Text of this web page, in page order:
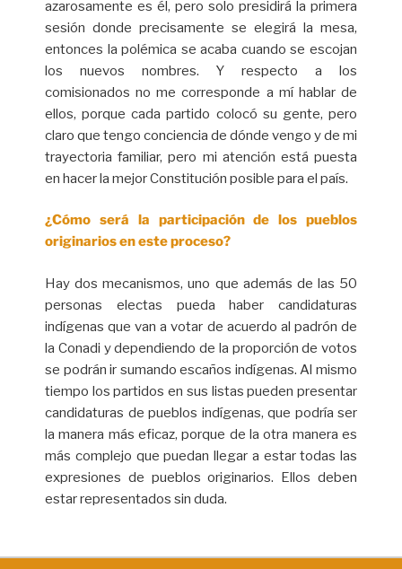
azarosamente es él, pero solo presidirá la primera
sesión donde precisamente se elegirá la mesa,
entonces la polémica se acaba cuando se escojan
los nuevos nombres. Y respecto a los
comisionados no me corresponde a mí hablar de
ellos, porque cada partido colocó su gente, pero
claro que tengo conciencia de dónde vengo y de mi
trayectoria familiar, pero mi atención está puesta
en hacer la mejor Constitución posible para el país.
¿Cómo será la participación de los pueblos
originarios en este proceso?
Hay dos mecanismos, uno que además de las 50
personas electas pueda haber candidaturas
indígenas que van a votar de acuerdo al padrón de
la Conadi y dependiendo de la proporción de votos
se podrán ir sumando escaños indígenas. Al mismo
tiempo los partidos en sus listas pueden presentar
candidaturas de pueblos indígenas, que podría ser
la manera más eficaz, porque de la otra manera es
más complejo que puedan llegar a estar todas las
expresiones de pueblos originarios. Ellos deben
estar representados sin duda.